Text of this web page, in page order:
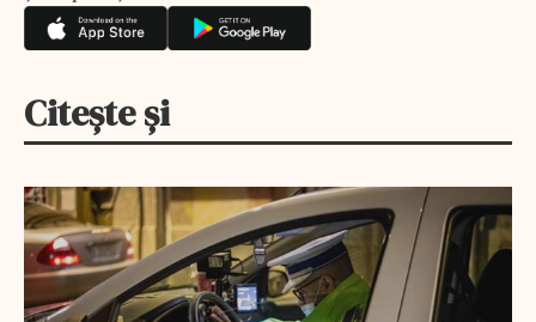
Citește și